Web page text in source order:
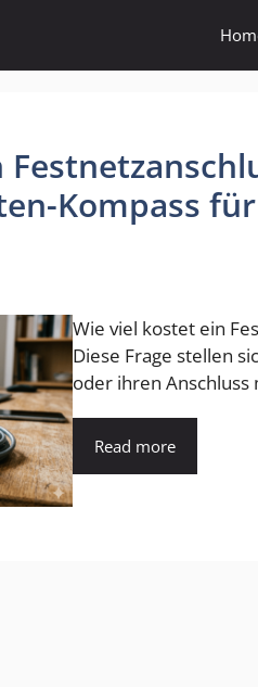
Kompass
Wie viel kostet ein
Diese Frage stellen
oder ihren
Read more